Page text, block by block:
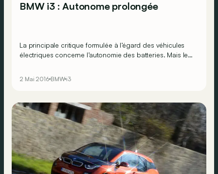
BMW i3 : Autonome prolongée
La principale critique formulée à l’égard des véhicules
électriques concerne l’autonomie des batteries. Mais les
190 à… 300 kilomètres !
2 Mai 2016 BMW i3